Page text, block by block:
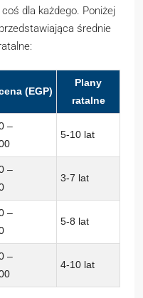
dla każdego. Poniżej
średnie
(EGP)
Plany
ratalne
–
5-10 lat
–
3-7 lat
–
5-8 lat
–
4-10 lat